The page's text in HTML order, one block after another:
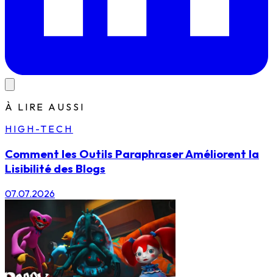
À LIRE AUSSI
HIGH-TECH
Comment les Outils Paraphraser Améliorent la
Lisibilité des Blogs
07.07.2026